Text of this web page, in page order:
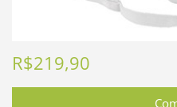
R$219,90